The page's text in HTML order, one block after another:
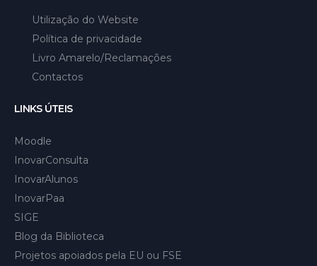
Utilização do Website
Política de privacidade
Livro Amarelo/Reclamações
Contactos
LINKS ÚTEIS
Moodle
InovarConsulta
InovarAlunos
InovarPaa
SIGE
Blog da Biblioteca
Projetos apoiados pela EU ou FSE